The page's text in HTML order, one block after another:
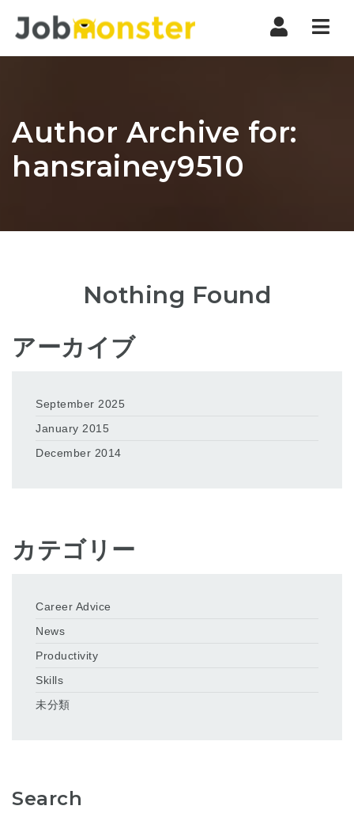
Author Archive for:
hansrainey9510
Nothing Found
アーカイブ
September 2025
January 2015
December 2014
カテゴリー
Career Advice
News
Productivity
Skills
未分類
Search